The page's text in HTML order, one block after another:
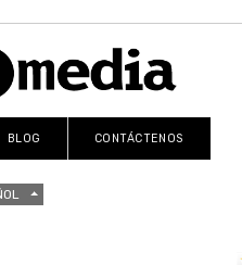
BLOG CONTÁCTENOS